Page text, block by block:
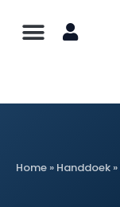
Home » Handdoek »